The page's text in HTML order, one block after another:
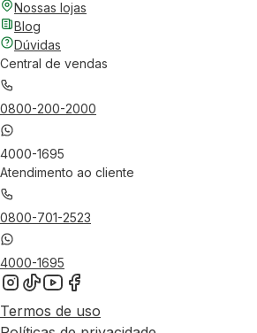
Nossas lojas
Blog
Dúvidas
Central de vendas
0800-200-2000
4000-1695
Atendimento ao cliente
0800-701-2523
4000-1695
Termos de uso